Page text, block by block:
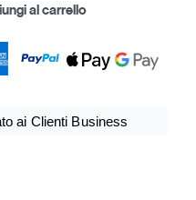
al carrello
ai Clienti Business